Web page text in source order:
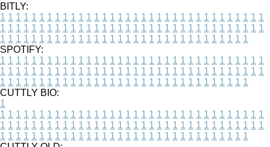
BITLY:
1 1 1 1 1 1 1 1 1 1 1 1 1 1 1 1 1 1 1 1 1 1 1 1 1 1 1 1 1 1 1 1 1 1
1 1 1 1 1 1 1 1 1 1 1 1 1 1 1 1 1 1 1 1 1 1 1 1 1 1 1 1 1 1 1 1 1 1
1 1 1 1 1 1 1 1 1 1 1 1 1 1 1 1 1 1 1 1 1 1 1 1 1 1 1 1 1 1 1 1
SPOTIFY:
1 1 1 1 1 1 1 1 1 1 1 1 1 1 1 1 1 1 1 1 1 1 1 1 1 1 1 1 1 1 1 1 1 1
1 1 1 1 1 1 1 1 1 1 1 1 1 1 1 1 1 1 1 1 1 1 1 1 1 1 1 1 1 1 1 1 1 1
1 1 1 1 1 1 1 1 1 1 1 1 1 1 1 1 1 1 1 1 1 1 1 1 1 1 1 1 1 1 1 1
CUTTLY BIO:
1
1 1 1 1 1 1 1 1 1 1 1 1 1 1 1 1 1 1 1 1 1 1 1 1 1 1 1 1 1 1 1 1 1 1
1 1 1 1 1 1 1 1 1 1 1 1 1 1 1 1 1 1 1 1 1 1 1 1 1 1 1 1 1 1 1 1 1 1
1 1 1 1 1 1 1 1 1 1 1 1 1 1 1 1 1 1 1 1 1 1 1 1 1 1 1 1 1 1 1 1